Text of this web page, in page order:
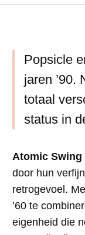
Popsicle
jaren ’90.
totaal
status in
Atomic Swing
door hun
retrogevoel.
’60 te
eigenheid die